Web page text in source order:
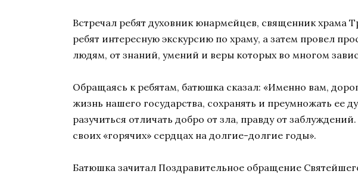
Встречал ребят духовник юнармейцев, священник храма
ребят интересную экскурсию по храму, а затем провел
людям, от знаний, умений и веры которых во многом
Обращаясь к ребятам, батюшка сказал: «Именно вам,
жизнь нашего государства, сохранять и преумножать ее
разучиться отличать добро от зла, правду от
своих «горячих» сердцах на долгие-долгие годы».
Батюшка зачитал Поздравительное обращение